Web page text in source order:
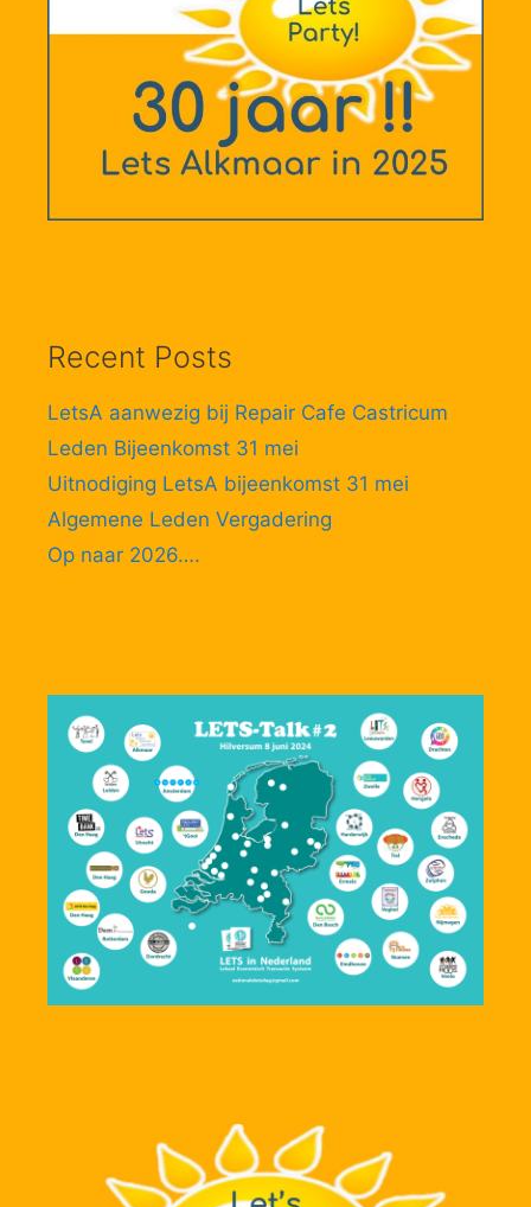
Recent Posts
LetsA aanwezig bij Repair Cafe Castricum
Leden Bijeenkomst 31 mei
Uitnodiging LetsA bijeenkomst 31 mei
Algemene Leden Vergadering
Op naar 2026….